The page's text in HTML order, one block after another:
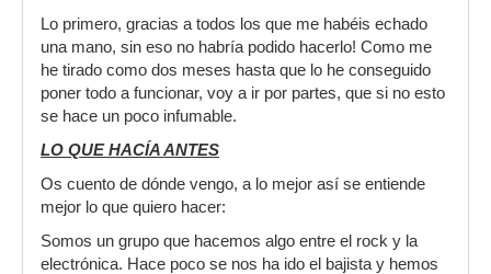
Lo primero, gracias a todos los que me habéis echado
una mano, sin eso no habría podido hacerlo! Como me
he tirado como dos meses hasta que lo he conseguido
poner todo a funcionar, voy a ir por partes, que si no esto
se hace un poco infumable.
LO QUE HACÍA ANTES
Os cuento de dónde vengo, a lo mejor así se entiende
mejor lo que quiero hacer:
Somos un grupo que hacemos algo entre el rock y la
electrónica. Hace poco se nos ha ido el bajista y hemos